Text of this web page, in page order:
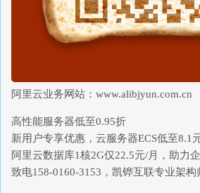
阿里云业务网站：www.alibjyun.com.cn
高性能服务器低至0.95折
新用户专享优惠，云服务器ECS低至8.1
阿里云数据库1核2G仅22.5元/月，助力
致电158-0160-3153，凯铧互联专业架